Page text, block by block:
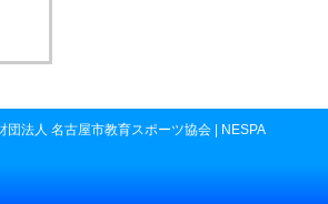
団法人 名古屋市教育スポーツ協会 | NESPA